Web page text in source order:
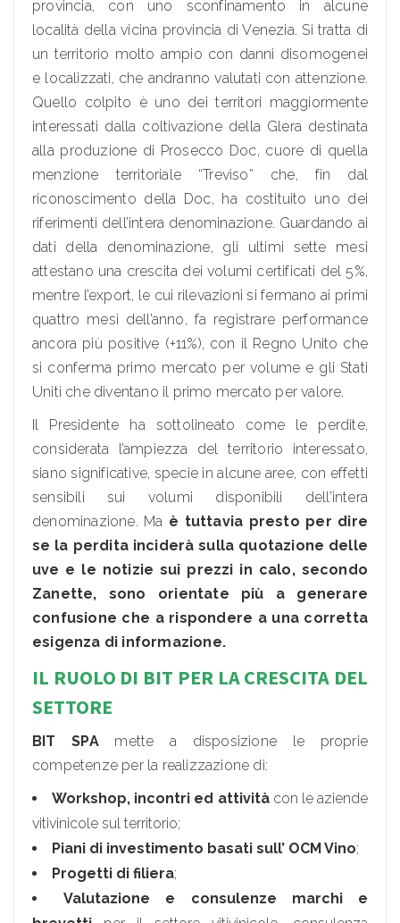
provincia, con uno sconfinamento in alcune
località della vicina provincia di Venezia. Si tratta di
un territorio molto ampio con danni disomogenei
e localizzati, che andranno valutati con attenzione.
Quello colpito è uno dei territori maggiormente
interessati dalla coltivazione della Glera destinata
alla produzione di Prosecco Doc, cuore di quella
menzione territoriale “Treviso” che, fin dal
riconoscimento della Doc, ha costituito uno dei
riferimenti dell’intera denominazione. Guardando ai
dati della denominazione, gli ultimi sette mesi
attestano una crescita dei volumi certificati del 5%,
mentre l’export, le cui rilevazioni si fermano ai primi
quattro mesi dell’anno, fa registrare performance
ancora più positive (+11%), con il Regno Unito che
si conferma primo mercato per volume e gli Stati
Uniti che diventano il primo mercato per valore.
Il Presidente ha sottolineato come le perdite,
considerata l’ampiezza del territorio interessato,
siano significative, specie in alcune aree, con effetti
sensibili sui volumi disponibili dell’intera
denominazione. Ma è tuttavia presto per dire
se la perdita inciderà sulla quotazione delle
uve e le notizie sui prezzi in calo, secondo
Zanette, sono orientate più a generare
confusione che a rispondere a una corretta
esigenza di informazione.
IL RUOLO DI BIT PER LA CRESCITA DEL
SETTORE
BIT SPAmette a disposizione le proprie
competenze per la realizzazione di:
Workshop, incontri ed attivitàcon le aziende
vitivinicole sul territorio;
Piani di investimento basati sull’ OCM Vino;
Progetti di filiera;
Valutazione e consulenze marchi e